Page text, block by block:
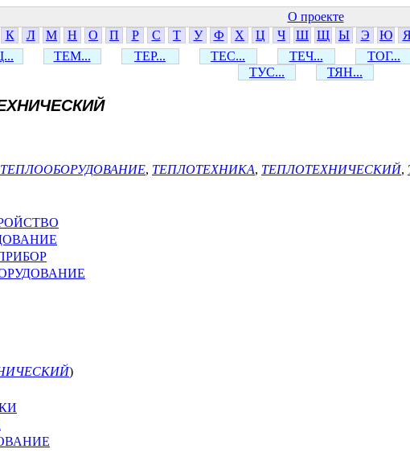
О проекте
К Л М Н О П Р С Т У Ф Х Ц Ч Ш Щ Ы Э Ю
Я
ТЕМ... ТЕР... ТЕС... ТЕЧ... ТОГ...
ТУС...
ТЯН...
ТЕПЛООБОРУДОВАНИЕ, ТЕПЛОТЕХНИКА, ТЕПЛОТЕХНИЧЕСКИЙ,
)